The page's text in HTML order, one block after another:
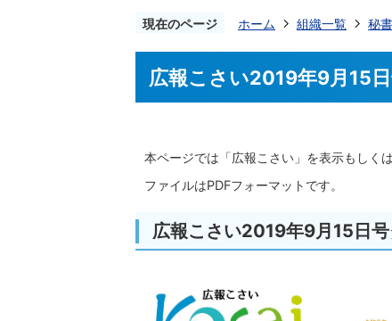
現在のページ ホーム 組織一覧 秘
広報こさい2019年9月15
本ページでは「広報こさい」を表示もしく
ファイルはPDFフォーマットです。
広報こさい2019年9月15日